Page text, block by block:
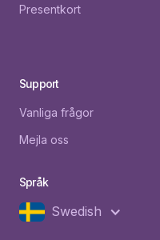
Presentkort
Support
Vanliga frågor
Mejla oss
Språk
Swedish